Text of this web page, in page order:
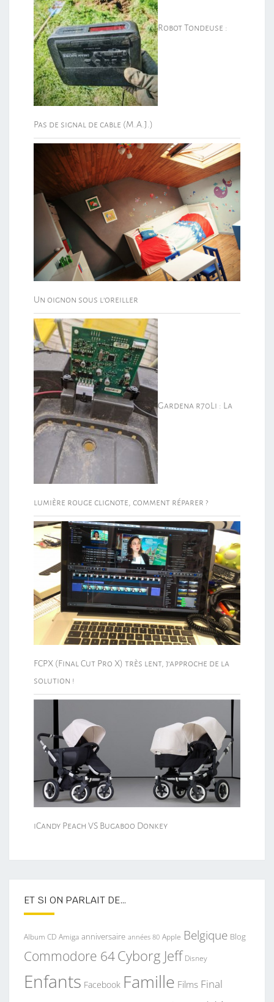
Robot Tondeuse :
Pas de signal de cable (M.A.J.)
Un oignon sous l’oreiller
Gardena r70Li : La
lumière rouge clignote, comment réparer ?
FCPX (Final Cut Pro X) très lent, j’approche de la
solution !
iCandy Peach VS Bugaboo Donkey
ET SI ON PARLAIT DE…
Album CD Amiga anniversaire années 80 Apple Belgique Blog
Commodore 64Cyborg Jeff Disney
Enfants Facebook Famille Films Final